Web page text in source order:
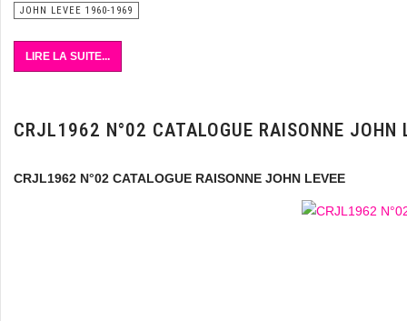
JOHN LEVEE 1960-1969
LIRE LA SUITE...
CRJL1962 N°02 CATALOGUE RAISONNE JOHN
CRJL1962 N°02 CATALOGUE RAISONNE JOHN LEVEE